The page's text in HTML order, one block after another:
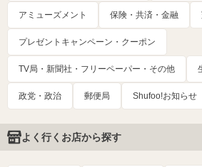
アミューズメント 保険・共済・金融
プレゼントキャンペーン・クーポン
TV局・新聞社・フリーペーパー・その他
政党・政治 郵便局 Shufoo!お知らせ
よく行くお店から探す